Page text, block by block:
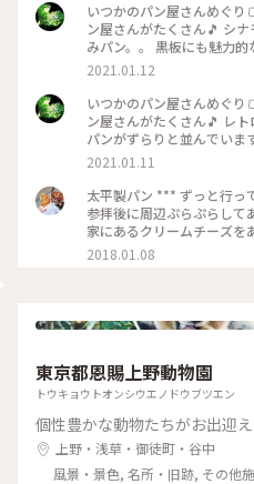
いつかのパン屋さんめぐり
ン屋さんがたくさん🎵 シ
みパン。。 黒板にも魅力
類で迷っちゃいます♡ また
なぁっ♪ #大平製パン #惣
しい #豊富な種類 #たくさ
駄木のパン屋 #お散歩 #根
めぐり
2021.01.12
いつかのパン屋さんめぐり
ン屋さんがたくさん🎵 レ
パンがずらりと並んでいま
菜コッペパンははずせない
ペパンありますか？ てく
んな世の中になった今、の
います😊 #大平製パン #コ
トロ #可愛い #惣菜パン #
2021.01.11
太平製パン *** ずっと行って見たかったコッペパン屋さん◎ 根津神社
参拝後に周辺ぷらぷらして
家にあるクリームチーズを
きます🙌🏻💓 #ことりっぷ#パン#コッペパン#パンのある生活#あんこ#
粒あん#クリームチーズ#コ
2018.01.08
東京都恩賜上野動物園
トウキョウトオンシウエノドウブツエン
個性豊かな動物たちがお出迎え
上野・浅草・御徒町・谷中
風景・景色, 名所・旧跡, その他